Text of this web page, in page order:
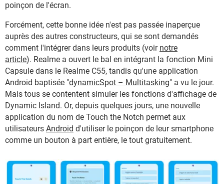
poinçon de l'écran.
Forcément, cette bonne idée n'est pas passée inaperçue
auprès des autres constructeurs, qui se sont demandés
comment l'intégrer dans leurs produits (voir notre
article). Realme a ouvert le bal en intégrant la fonction Mini
Capsule dans le Realme C55, tandis qu'une application
Android baptisée "dynamicSpot – Multitasking" a vu le jour.
Mais tous se contentent simuler les fonctions d'affichage de
Dynamic Island. Or, depuis quelques jours, une nouvelle
application du nom de Touch the Notch permet aux
utilisateurs Android d'utiliser le poinçon de leur smartphone
comme un bouton à part entière, le tout gratuitement.